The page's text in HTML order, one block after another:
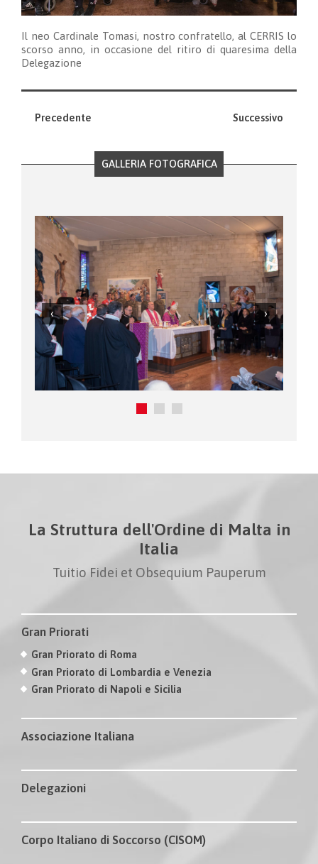
Il neo Cardinale Tomasi, nostro confratello, al CERRIS lo
scorso anno, in occasione del ritiro di quaresima della
Delegazione
Precedente Successivo
GALLERIA FOTOGRAFICA
La Struttura dell'Ordine di Malta in
Italia
Tuitio Fidei et Obsequium Pauperum
Gran Priorati
Gran Priorato di Roma
Gran Priorato di Lombardia e Venezia
Gran Priorato di Napoli e Sicilia
Associazione Italiana
Delegazioni
Corpo Italiano di Soccorso (CISOM)